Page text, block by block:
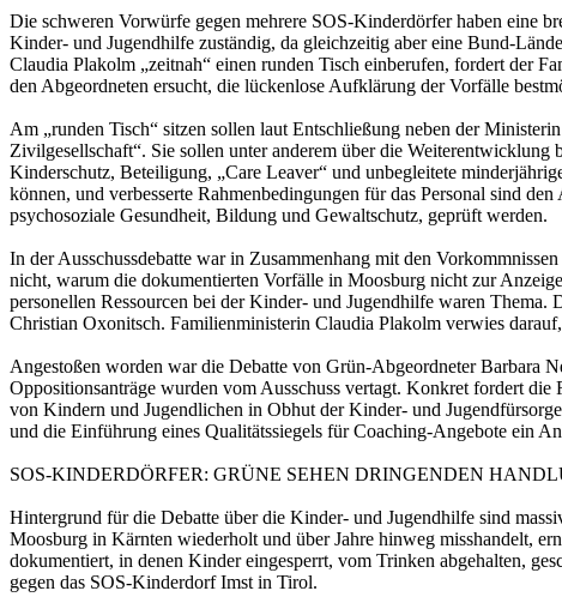
Die schweren Vorwürfe gegen mehrere SOS-Kinderdörfer haben eine
Kinder- und Jugendhilfe zuständig, da gleichzeitig aber eine Bund-
Claudia Plakolm „zeitnah“ einen runden Tisch einberufen, fordert der
den Abgeordneten ersucht, die lückenlose Aufklärung der Vorfälle
Am „runden Tisch“ sitzen sollen laut Entschließung neben der
Zivilgesellschaft“. Sie sollen unter anderem über die
Kinderschutz, Beteiligung, „Care Leaver“ und unbegleitete
können, und verbesserte Rahmenbedingungen für das Personal sind
psychosoziale Gesundheit, Bildung und Gewaltschutz, geprüft werden.
In der Ausschussdebatte war in Zusammenhang mit den
nicht, warum die dokumentierten Vorfälle in Moosburg nicht zur
personellen Ressourcen bei der Kinder- und Jugendhilfe waren
Christian Oxonitsch. Familienministerin Claudia Plakolm verwies
Angestoßen worden war die Debatte von Grün-Abgeordneter Barbara
Oppositionsanträge wurden vom Ausschuss vertagt. Konkret fordert
von Kindern und Jugendlichen in Obhut der Kinder- und
und die Einführung eines Qualitätssiegels für Coaching-Angebote ein
SOS-KINDERDÖRFER: GRÜNE SEHEN DRINGENDEN
Hintergrund für die Debatte über die Kinder- und Jugendhilfe sind
Moosburg in Kärnten wiederholt und über Jahre hinweg misshandelt,
dokumentiert, in denen Kinder eingesperrt, vom Trinken abgehalten,
gegen das SOS-Kinderdorf Imst in Tirol.